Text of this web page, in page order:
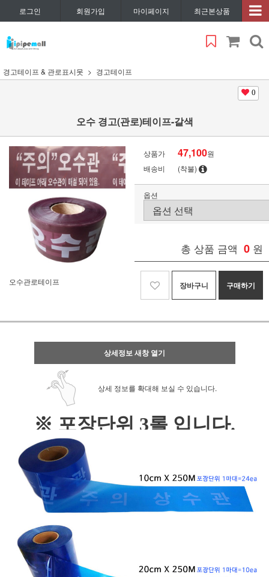
로그인 회원가입 마이페이지 최근본상품
경고테이프 & 관로표시못 경고테이프
0
오수 경고(관로)테이프-갈색
오수관로테이프
상품가 47,100원
배송비
(착불)
옵션
총 상품 금액 0 원
장바구니 구매하기
상세정보 새창 열기
상세 정보를 확대해 보실 수 있습니다.
※ 포장단위 3롤 입니다.